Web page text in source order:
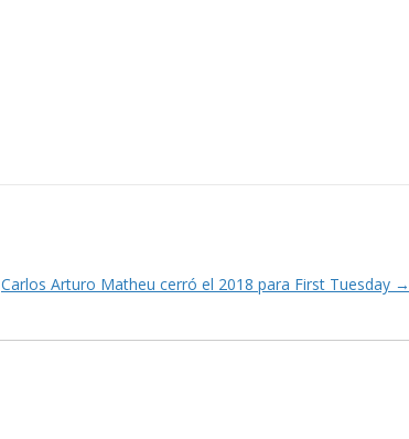
Carlos Arturo Matheu cerró el 2018 para First Tuesday →